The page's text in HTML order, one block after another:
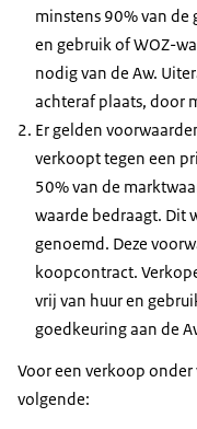
minstens 90% van
en gebruik of WOZ-
nodig van de Aw.
achteraf plaats, door
Er gelden
verkoopt tegen een
50% van de
waarde bedraagt. Dit
genoemd. Deze
koopcontract.
vrij van huur en
goedkeuring aan de
Voor een verkoop
volgende: